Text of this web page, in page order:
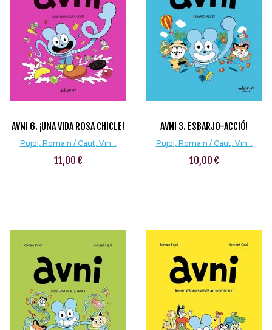
AVNI 6. ¡UNA VIDA ROSA CHICLE!
Pujol, Romain / Caut, Vin...
11,00 €
AVNI 3. ESBARJO-ACCIÓ!
Pujol, Romain / Caut, Vin...
10,00 €